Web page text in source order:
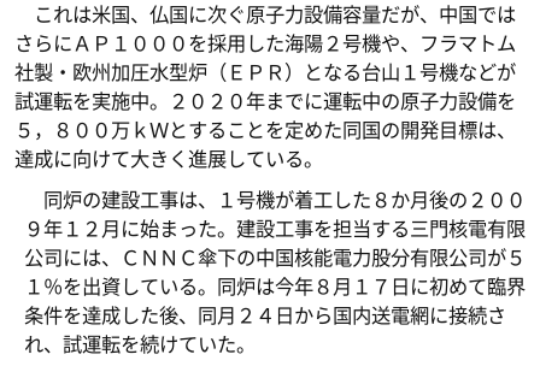
これは米国、仏国に次ぐ原子力設備容量だが、中国では
さらにＡＰ１０００を採用した海陽２号機や、フラマトム
社製・欧州加圧水型炉（ＥＰＲ）となる台山１号機などが
試運転を実施中。２０２０年までに運転中の原子力設備を
５，８００万ｋＷとすることを定めた同国の開発目標は、
達成に向けて大きく進展している。
同炉の建設工事は、１号機が着工した８か月後の２００
９年１２月に始まった。建設工事を担当する三門核電有限
公司には、ＣＮＮＣ傘下の中国核能電力股分有限公司が５
１％を出資している。同炉は今年８月１７日に初めて臨界
条件を達成した後、同月２４日から国内送電網に接続さ
れ、試運転を続けていた。